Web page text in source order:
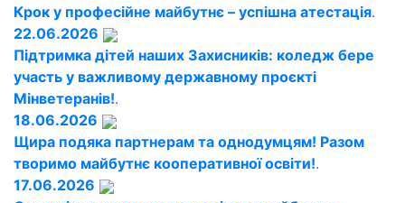
Крок у професійне майбутнє – успішна атестація.
22.06.2026
Підтримка дітей наших Захисників: коледж бере
участь у важливому державному проєкті
Мінветеранів!.
18.06.2026
Щира подяка партнерам та однодумцям! Разом
творимо майбутнє кооперативної освіти!.
17.06.2026